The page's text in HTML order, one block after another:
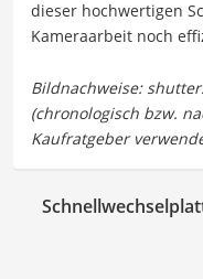
dieser hochwertigen
Kameraarbeit noch